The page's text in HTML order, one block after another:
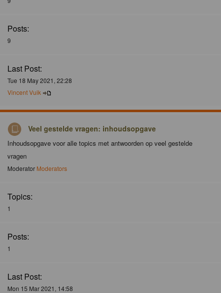
Posts:
9
Last Post:
Tue 18 May 2021, 22:28
Vincent Vuik
Veel gestelde vragen: inhoudsopgave
Inhoudsopgave voor alle topics met antwoorden op veel gestelde
vragen
Moderator Moderators
Topics:
1
Posts:
1
Last Post:
Mon 15 Mar 2021, 14:58